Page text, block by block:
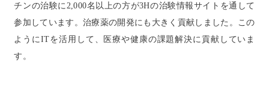
チンの治験に2,000名以上の方が3Hの治験情報サイトを通して
参加しています。治療薬の開発にも大きく貢献しました。この
ようにITを活用して、医療や健康の課題解決に貢献していま
す。